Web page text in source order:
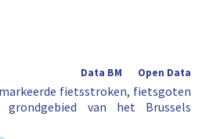
Open Data
Data BM
fietsstroken, fietsgoten
van het Brussels